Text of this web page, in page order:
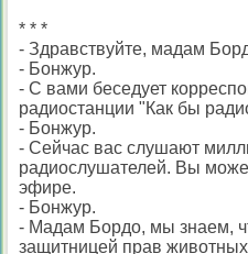
* * *
- Здравствуйте, мадам
- Бонжур.
- С вами беседует
радиостанции "Как бы
- Бонжур.
- Сейчас вас слушают
радиослушателей. Вы
эфире.
- Бонжур.
- Мадам Бордо, мы знаем,
защитницей прав